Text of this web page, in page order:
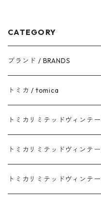
CATEGORY
ブランド / BRANDS
トヨタ / TOYOTA
ダイハツ / DAIHATSU
マツダ / MAZDA
ホンダ / HONDA
トミカ / tomica
赤箱 - 現行トミカ
赤箱 - 限定トミカ 初回特別
赤箱 - 絶版（廃盤）トミカ
トミカリミテッドヴィンテ
TLV - NEW LINEUP
TLV - No. LV-00-195
トミカリミテッドヴィンテ
トミカリミテッドヴィンテ